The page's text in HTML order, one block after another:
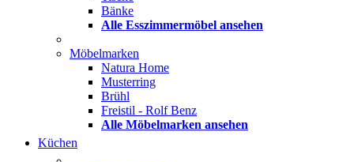
Bänke
Alle Esszimmermöbel ansehen
Möbelmarken
Natura Home
Musterring
Brühl
Freistil - Rolf Benz
Alle Möbelmarken ansehen
Küchen